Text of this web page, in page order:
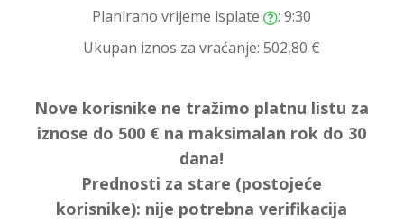
Planirano vrijeme isplate
: 9:30
Ukupan iznos za vraćanje:502,80 €
Nove korisnike ne tražimo platnu listu za
iznose do 500 € na maksimalan rok do 30
dana!
Prednosti za stare (postojeće
korisnike): nije potrebna verifikacija